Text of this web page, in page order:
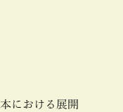
における展開